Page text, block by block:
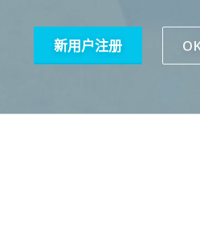
新用户注册